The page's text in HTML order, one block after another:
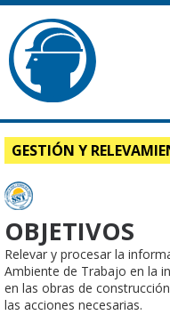
GESTIÓN Y
OBJETIVOS
Relevar y procesar la
Ambiente de Trabajo en la
en las obras de
las acciones necesarias.